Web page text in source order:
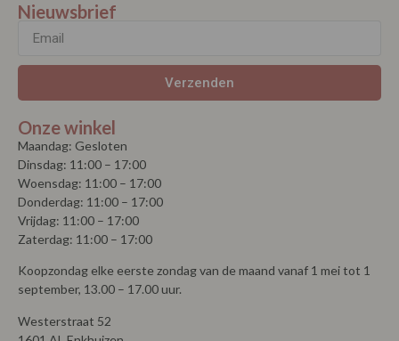
Nieuwsbrief
Verzenden
Onze winkel
Maandag: Gesloten
Dinsdag: 11:00 – 17:00
Woensdag: 11:00 – 17:00
Donderdag: 11:00 – 17:00
Vrijdag: 11:00 – 17:00
Zaterdag: 11:00 – 17:00
Koopzondag elke eerste zondag van de maand vanaf 1 mei tot 1
september, 13.00 – 17.00 uur.
Westerstraat 52